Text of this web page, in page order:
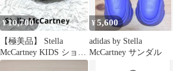
¥10,700
【極美品】 Stella
McCartney KIDS ショル
ダーバッグ
¥5,600
adidas by Stella
McCartney サンダル